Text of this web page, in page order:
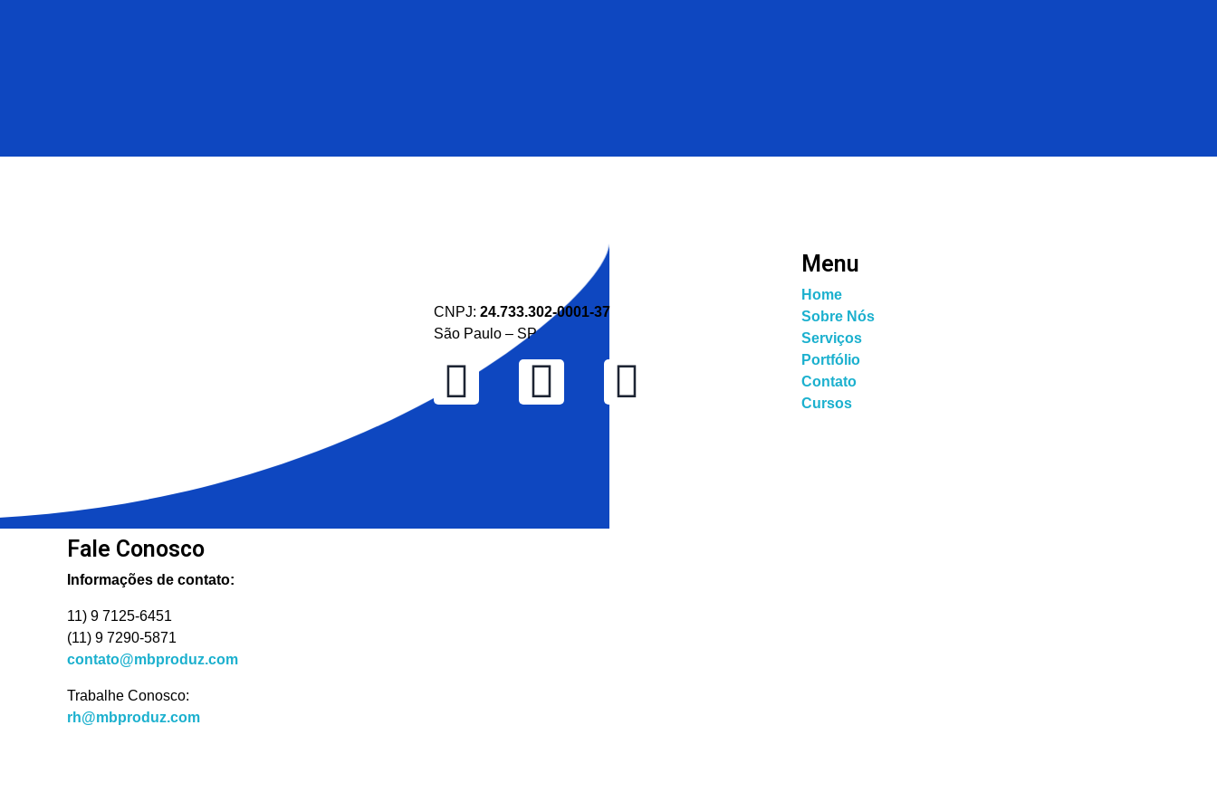
CNPJ:24.733.302-0001-37
São Paulo – SP
Menu
Home
Sobre Nós
Serviços
Portfólio
Contato
Cursos
Fale Conosco
Informações de contato:
11) 9 7125-6451
(11) 9 7290-5871
contato@mbproduz.com
Trabalhe Conosco:
rh@mbproduz.com